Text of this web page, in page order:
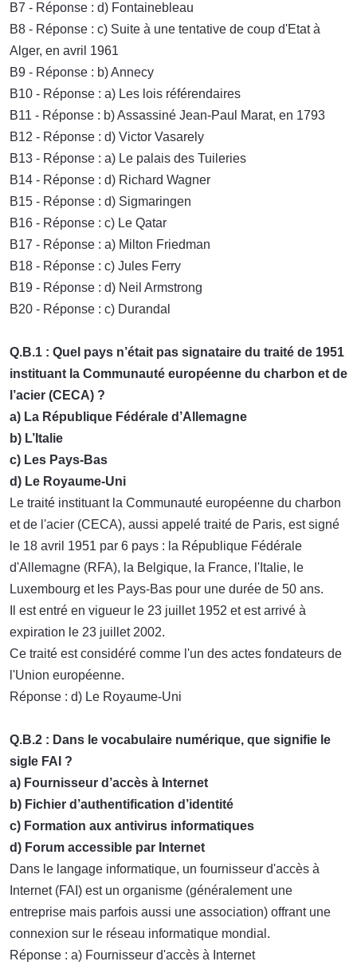
B7 - Réponse : d) Fontainebleau
B8 - Réponse : c) Suite à une tentative de coup d'Etat à
Alger, en avril 1961
B9 - Réponse : b) Annecy
B10 - Réponse : a) Les lois référendaires
B11 - Réponse : b) Assassiné Jean-Paul Marat, en 1793
B12 - Réponse : d) Victor Vasarely
B13 - Réponse : a) Le palais des Tuileries
B14 - Réponse : d) Richard Wagner
B15 - Réponse : d) Sigmaringen
B16 - Réponse : c) Le Qatar
B17 - Réponse : a) Milton Friedman
B18 - Réponse : c) Jules Ferry
B19 - Réponse : d) Neil Armstrong
B20 - Réponse : c) Durandal
Q.B.1 : Quel pays n’était pas signataire du traité de 1951
instituant la Communauté européenne du charbon et de
l’acier (CECA) ?
a) La République Fédérale d’Allemagne
b) L’Italie
c) Les Pays-Bas
d) Le Royaume-Uni
Le traité instituant la Communauté européenne du charbon
et de l'acier (CECA), aussi appelé traité de Paris, est signé
le 18 avril 1951 par 6 pays : la République Fédérale
d'Allemagne (RFA), la Belgique, la France, l'Italie, le
Luxembourg et les Pays-Bas pour une durée de 50 ans.
Il est entré en vigueur le 23 juillet 1952 et est arrivé à
expiration le 23 juillet 2002.
Ce traité est considéré comme l'un des actes fondateurs de
l'Union européenne.
Réponse : d) Le Royaume-Uni
Q.B.2 : Dans le vocabulaire numérique, que signifie le
sigle FAI ?
a) Fournisseur d’accès à Internet
b) Fichier d’authentification d’identité
c) Formation aux antivirus informatiques
d) Forum accessible par Internet
Dans le langage informatique, un fournisseur d'accès à
Internet (FAI) est un organisme (généralement une
entreprise mais parfois aussi une association) offrant une
connexion sur le réseau informatique mondial.
Réponse : a) Fournisseur d'accès à Internet